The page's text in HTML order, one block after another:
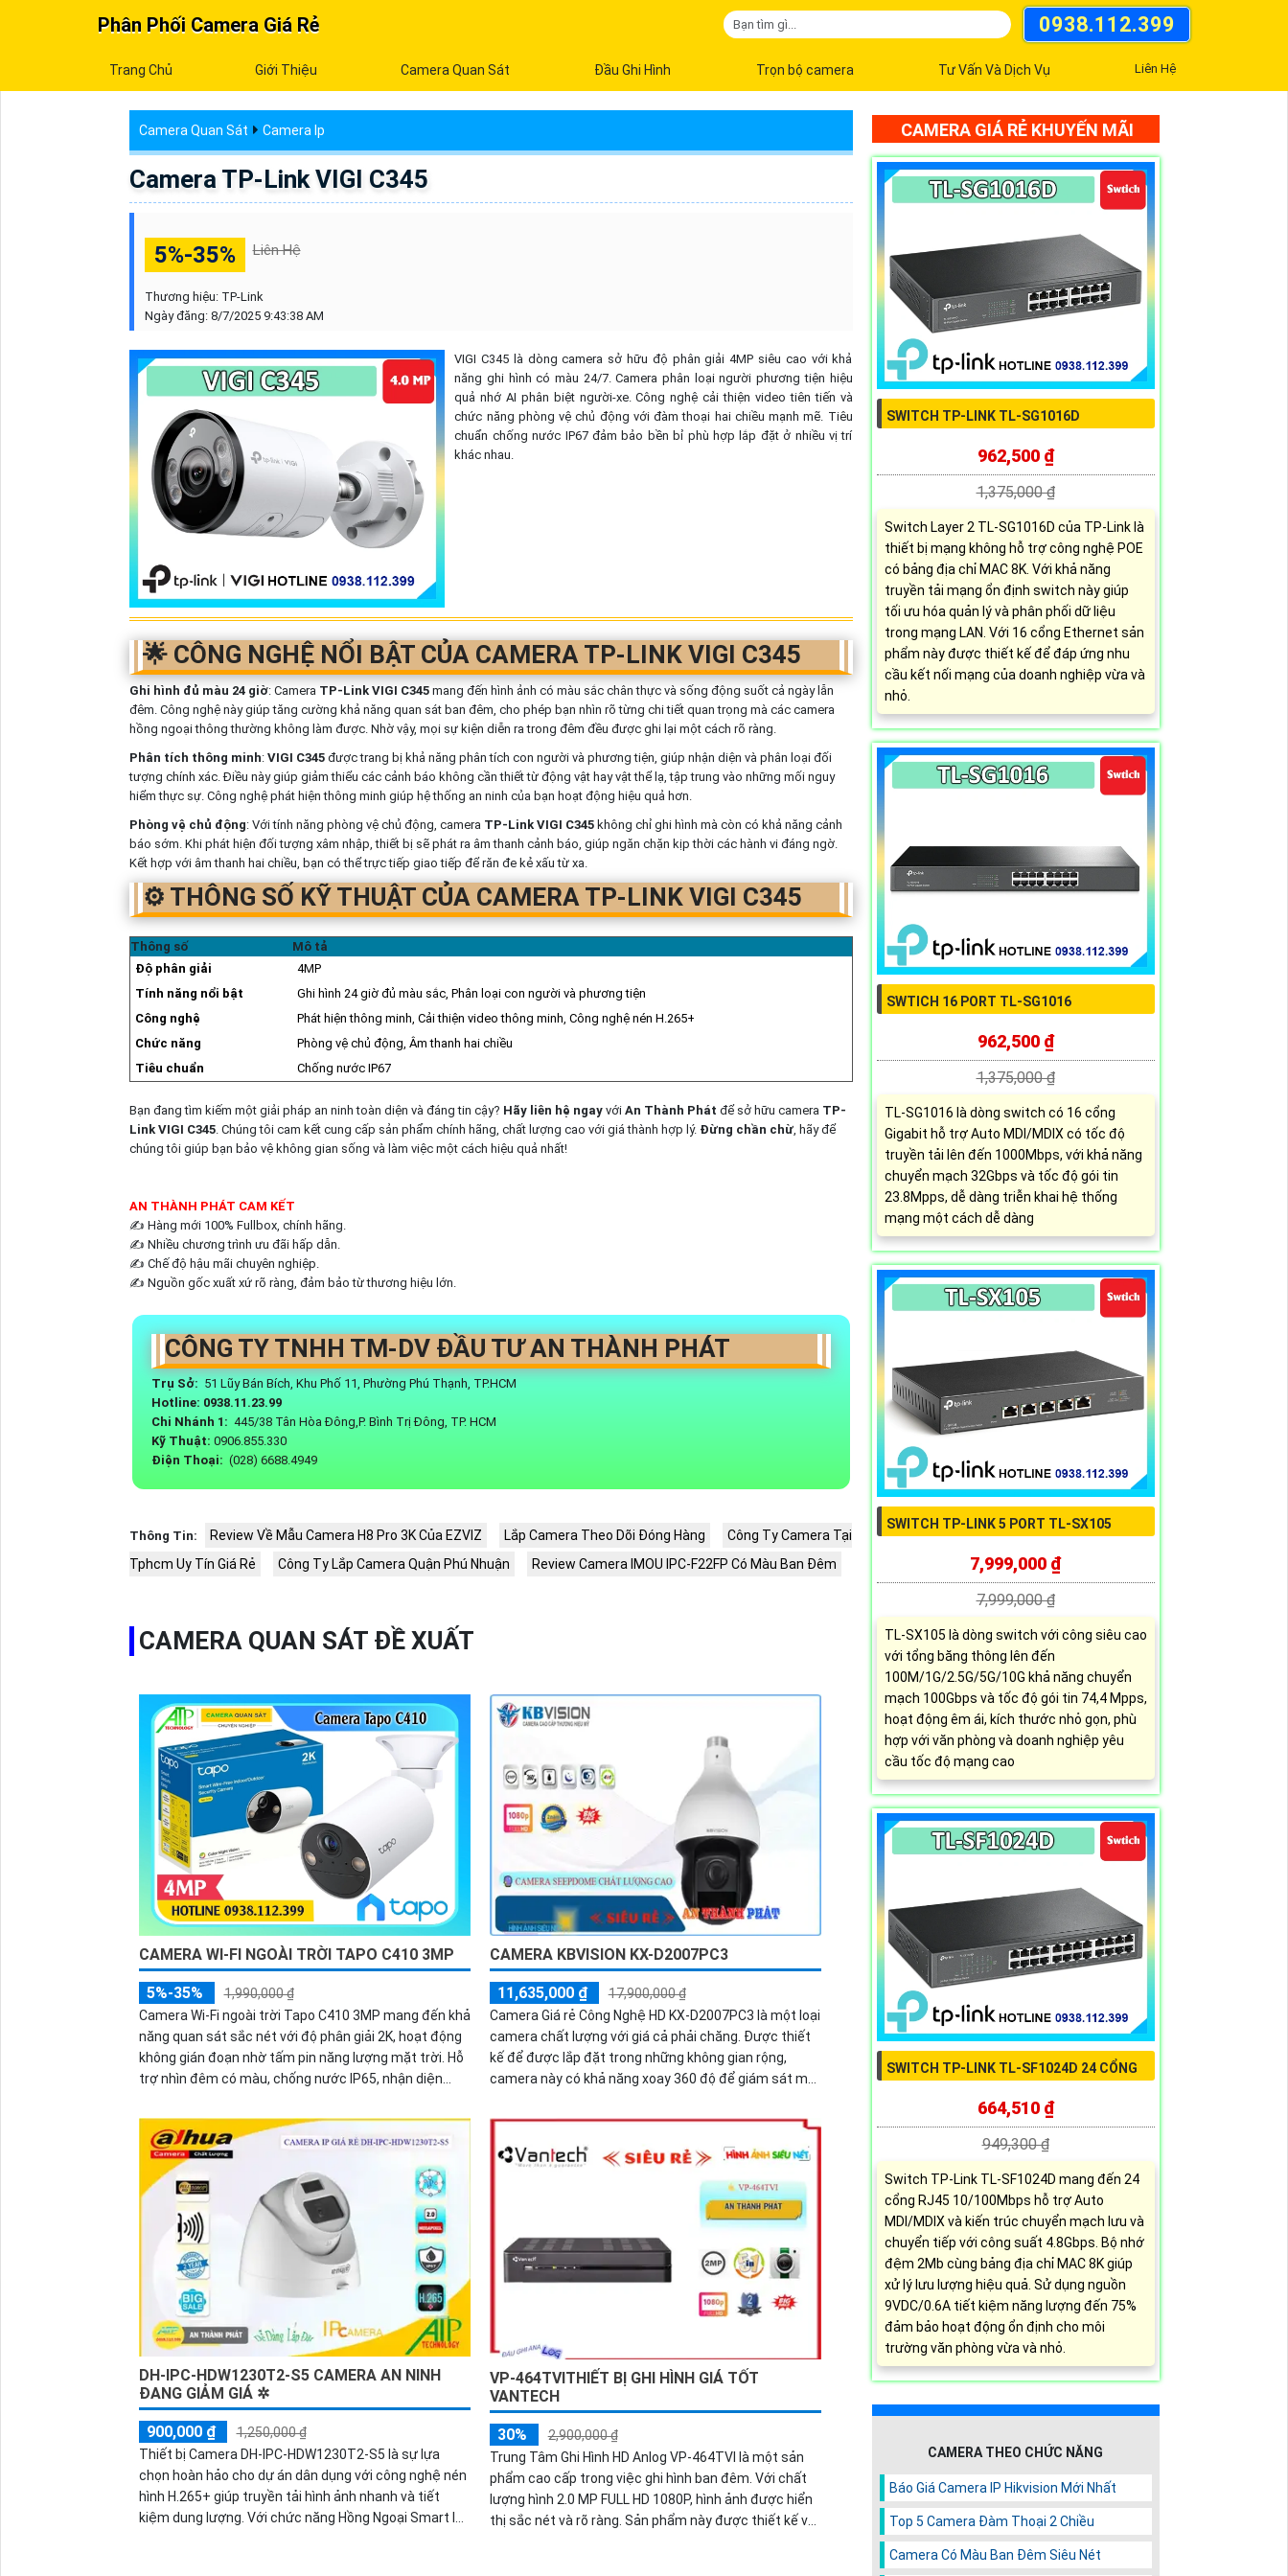
Phân Phối Camera Giá Rẻ 0938.112.399
Trang Chủ Giới Thiệu Camera Quan Sát Đầu Ghi Hình Trọn bộ camera Tư Vấn Và Dịch Vụ Liên Hệ
Camera Quan Sát Camera Ip
Camera TP-Link VIGI C345
5%-35% Liên Hệ
Thương hiệu: TP-Link
Ngày đăng: 8/7/2025 9:43:38 AM
VIGI C345 là dòng camera sở hữu độ phân giải 4MP siêu cao với khả
năng ghi hình có màu 24/7. Camera phân loại người phương tiện hiệu
quả nhớ AI phân biệt người-xe. Công nghệ cải thiện video tiên tiến và
chức năng phòng vệ chủ động với đàm thoại hai chiều mạnh mẽ. Tiêu
chuẩn chống nước IP67 đảm bảo bền bỉ phù hợp lắp đặt ở nhiều vị trí
khác nhau.
🌟 CÔNG NGHỆ NỔI BẬT CỦA CAMERA TP-LINK VIGI C345
Ghi hình đủ màu 24 giờ: Camera TP-Link VIGI C345mang đến hình ảnh có màu sắc chân thực và sống động suốt cả ngày lẫn
đêm. Công nghệ này giúp tăng cường khả năng quan sát ban đêm, cho phép bạn nhìn rõ từng chi tiết quan trọng mà các camera
hồng ngoại thông thường không làm được. Nhờ vậy, mọi sự kiện diễn ra trong đêm đều được ghi lại một cách rõ ràng.
Phân tích thông minh: VIGI C345được trang bị khả năng phân tích con người và phương tiện, giúp nhận diện và phân loại đối
tượng chính xác. Điều này giúp giảm thiểu các cảnh báo không cần thiết từ động vật hay vật thể lạ, tập trung vào những mối nguy
hiểm thực sự. Công nghệ phát hiện thông minh giúp hệ thống an ninh của bạn hoạt động hiệu quả hơn.
Phòng vệ chủ động: Với tính năng phòng vệ chủ động, camera TP-Link VIGI C345không chỉ ghi hình mà còn có khả năng cảnh
báo sớm. Khi phát hiện đối tượng xâm nhập, thiết bị sẽ phát ra âm thanh cảnh báo, giúp ngăn chặn kịp thời các hành vi đáng ngờ.
Kết hợp với âm thanh hai chiều, bạn có thể trực tiếp giao tiếp để răn đe kẻ xấu từ xa.
⚙️ THÔNG SỐ KỸ THUẬT CỦA CAMERA TP-LINK VIGI C345
Thông số
Mô tả
Độ phân giải
4MP
Tính năng nổi bật
Ghi hình 24 giờ đủ màu sắc, Phân loại con người và phương tiện
Công nghệ
Phát hiện thông minh, Cải thiện video thông minh, Công nghệ nén H.265+
Chức năng
Phòng vệ chủ động, Âm thanh hai chiều
Tiêu chuẩn
Chống nước IP67
Bạn đang tìm kiếm một giải pháp an ninh toàn diện và đáng tin cậy? Hãy liên hệ ngayvới An Thành Phát để sở hữu camera TP-
Link VIGI C345. Chúng tôi cam kết cung cấp sản phẩm chính hãng, chất lượng cao với giá thành hợp lý. Đừng chần chừ, hãy để
chúng tôi giúp bạn bảo vệ không gian sống và làm việc một cách hiệu quả nhất!
AN THÀNH PHÁT CAM KẾT
✍️ Hàng mới 100% Fullbox, chính hãng.
✍️ Nhiều chương trình ưu đãi hấp dẫn.
✍️ Chế độ hậu mãi chuyên nghiệp.
✍️ Nguồn gốc xuất xứ rõ ràng, đảm bảo từ thương hiệu lớn.
CÔNG TY TNHH TM-DV ĐẦU TƯ AN THÀNH PHÁT
Trụ Sở: 51 Lũy Bán Bích, Khu Phố 11, Phường Phú Thạnh, TP.HCM
Hotline: 0938.11.23.99
Chi Nhánh 1: 445/38 Tân Hòa Đông,P. Bình Trị Đông, TP. HCM
Kỹ Thuật: 0906.855.330
Điện Thoại: (028) 6688.4949
Thông Tin: Review Về Mẫu Camera H8 Pro 3K Của EZVIZ Lắp Camera Theo Dõi Đóng Hàng
Công Ty Camera Tại
Tphcm Uy Tín Giá Rẻ
Công Ty Lắp Camera Quận Phú Nhuận Review Camera IMOU IPC-F22FP Có Màu Ban Đêm
CAMERA QUAN SÁT ĐỀ XUẤT
CAMERA WI-FI NGOÀI TRỜI TAPO C410 3MP
5%-35%
1,990,000 ₫
Camera Wi-Fi ngoài trời Tapo C410 3MP mang đến khả
năng quan sát sắc nét với độ phân giải 2K, hoạt động
không gián đoạn nhờ tấm pin năng lượng mặt trời. Hỗ
trợ nhìn đêm có màu, chống nước IP65, nhận diện
thoại, giúp bạn yên tâm giám sát mọi lúc.
CAMERA KBVISION KX-D2007PC3
11,635,000 ₫
17,900,000 ₫
Camera Giá rẻ Công Nghệ HD KX-D2007PC3 là một loại
camera chất lượng với giá cả phải chăng. Được thiết
kế để được lắp đặt trong những không gian rộng,
camera này có khả năng xoay 360 độ để giám sát mọi
ảnh rõ nét và chi tiết. Ngoài ra, camera này còn tích
định và tương thích với nhiều đầu ghi hình khác nhau.
Chức năng xoay zoom giúp giám sát từ xa, trong khi
khả năng xem ban đêm với hồng ngoại 150m giúp mắt
xem rõ vào ban đêm. Đặc biệt, công nghệ hồng ngoại
Smart IR giúp tối ưu hóa chất lượng hình ảnh khi giám
sát ban đêm.
DH-IPC-HDW1230T2-S5 CAMERA AN NINH
ĐANG GIẢM GIÁ ✲
900,000 ₫
1,250,000 ₫
Thiết bị Camera DH-IPC-HDW1230T2-S5 là sự lựa
chọn hoàn hảo cho dự án dân dụng với công nghệ nén
hình H.265+ giúp truyền tải hình ảnh nhanh và tiết
kiệm dung lượng. Với chức năng Hồng Ngoại Smart IR,
VP-464TVITHIẾT BỊ GHI HÌNH GIÁ TỐT
VANTECH
30%
2,900,000 ₫
Trung Tâm Ghi Hình HD Anlog VP-464TVI là một sản
phẩm cao cấp trong việc ghi hình ban đêm. Với chất
lượng hình 2.0 MP FULL HD 1080P, hình ảnh được hiển
thị sắc nét và rõ ràng. Sản phẩm này được thiết kế với
CAMERA GIÁ RẺ KHUYẾN MÃI
SWITCH TP-LINK TL-SG1016D
962,500 ₫
1,375,000 ₫
Switch Layer 2 TL-SG1016D của TP-Link là
thiết bị mạng không hỗ trợ công nghệ POE
có bảng địa chỉ MAC 8K. Với khả năng
truyền tải mạng ổn định switch này giúp
tối ưu hóa quản lý và phân phối dữ liệu
trong mạng LAN. Với 16 cổng Ethernet sản
phẩm này được thiết kế để đáp ứng nhu
cầu kết nối mạng của doanh nghiệp vừa và
nhỏ.
SWTICH 16 PORT TL-SG1016
962,500 ₫
1,375,000 ₫
TL-SG1016 là dòng switch có 16 cổng
Gigabit hỗ trợ Auto MDI/MDIX có tốc độ
truyền tải lên đến 1000Mbps, với khả năng
chuyển mạch 32Gbps và tốc độ gói tin
23.8Mpps, dễ dàng triễn khai hệ thống
mạng một cách dễ dàng
SWITCH TP-LINK 5 PORT TL-SX105
7,999,000 ₫
7,999,000 ₫
TL-SX105 là dòng switch với công siêu cao
với tổng băng thông lên đến
100M/1G/2.5G/5G/10G khả năng chuyển
mạch 100Gbps và tốc độ gói tin 74,4 Mpps,
hoạt động êm ái, kích thước nhỏ gọn, phù
hợp với văn phòng và doanh nghiệp yêu
cầu tốc độ mạng cao
SWITCH TP-LINK TL-SF1024D 24 CỔNG
664,510 ₫
949,300 ₫
Switch TP-Link TL-SF1024D mang đến 24
cổng RJ45 10/100Mbps hỗ trợ Auto
MDI/MDIX và kiến trúc chuyển mạch lưu và
chuyển tiếp với công suất 4.8Gbps. Bộ nhớ
đệm 2Mb cùng bảng địa chỉ MAC 8K giúp
xử lý lưu lượng hiệu quả. Sử dụng nguồn
9VDC/0.6A tiết kiệm năng lượng đến 75%
đảm bảo hoạt động ổn định cho môi
trường văn phòng vừa và nhỏ.
CAMERA THEO CHỨC NĂNG
Báo Giá Camera IP Hikvision Mới Nhất
Top 5 Camera Đàm Thoại 2 Chiều
Camera Có Màu Ban Đêm Siêu Nét